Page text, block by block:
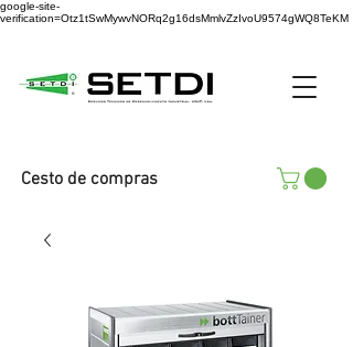
google-site-
verification=Otz1tSwMywvNORq2g16dsMmlvZzIvoU9574gWQ8TeKM
Cesto de compras